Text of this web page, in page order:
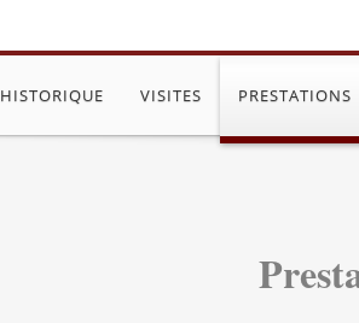
HISTORIQUE VISITES PRESTATIONS